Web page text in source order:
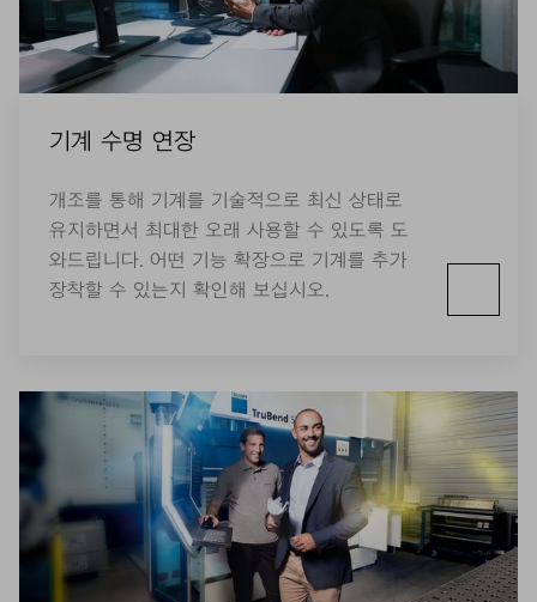
기계 수명 연장
개조를 통해 기계를 기술적으로 최신 상태로
유지하면서 최대한 오래 사용할 수 있도록 도
와드립니다. 어떤 기능 확장으로 기계를 추가
장착할 수 있는지 확인해 보십시오.